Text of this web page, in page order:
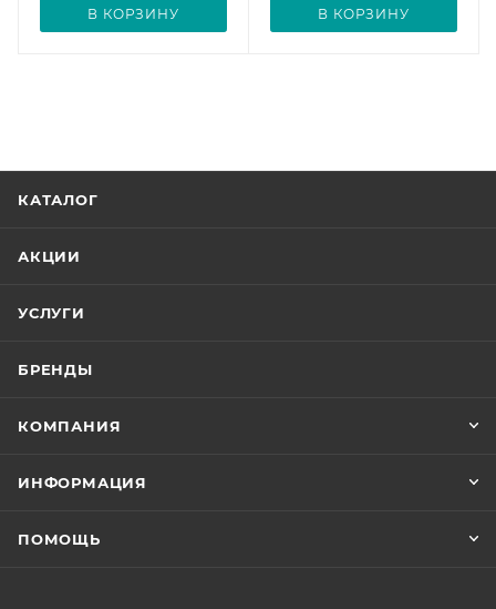
В КОРЗИНУ В КОРЗИНУ
КАТАЛОГ
АКЦИИ
УСЛУГИ
БРЕНДЫ
КОМПАНИЯ
ИНФОРМАЦИЯ
ПОМОЩЬ